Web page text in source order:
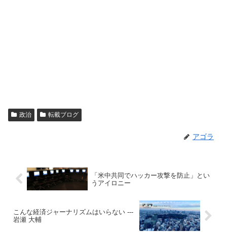
政治 転載ブログ
アゴラ
「米中共同でハッカー攻撃を防止」とい
うアイロニー
こんな経済ジャーナリズムはいらない ---
岩瀬 大輔